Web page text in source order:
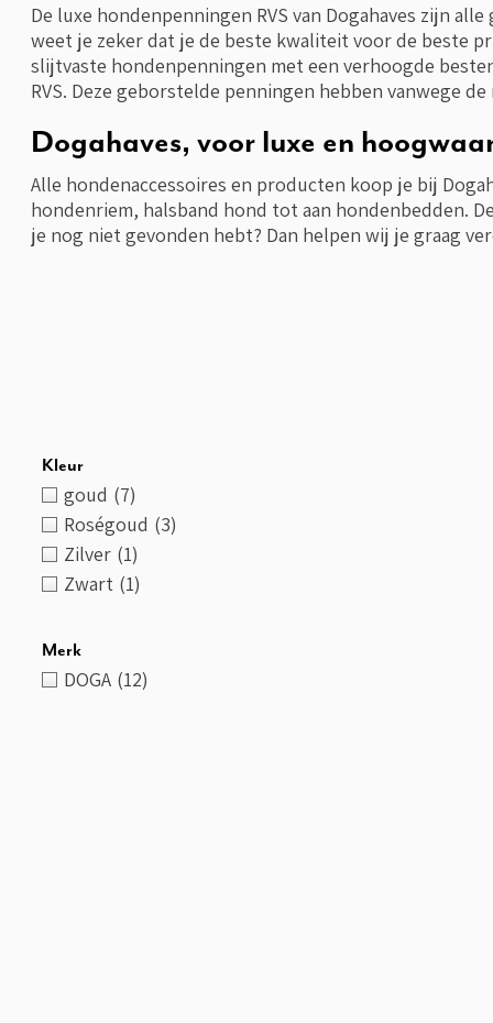
De luxe hondenpenningen RVS van Dogahaves zijn
weet je zeker dat je de beste kwaliteit voor de beste
slijtvaste hondenpenningen met een verhoogde
RVS. Deze geborstelde penningen hebben vanwege
Dogahaves, voor luxe en
Alle hondenaccessoires en producten koop je bij
hondenriem, halsband hond tot aan hondenbedden.
je nog niet gevonden hebt? Dan helpen wij je graag
Kleur
goud (7)
Roségoud (3)
Zilver (1)
Zwart (1)
Merk
DOGA (12)